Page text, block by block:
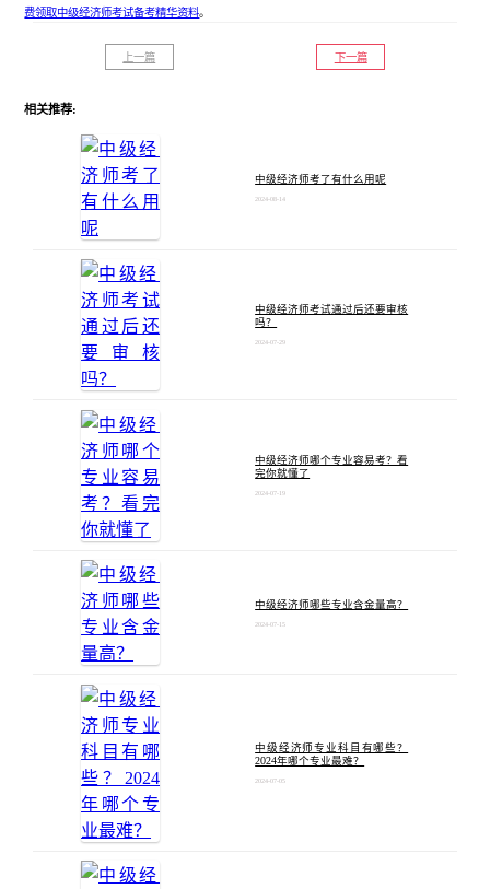
费领取中级经济师考试备考精华资料。
上一篇 下一篇
相关推荐:
中级经济师考了有什么用呢
2024-08-14
中级经济师考试通过后还要审核
吗？
2024-07-29
中级经济师哪个专业容易考？看
完你就懂了
2024-07-19
中级经济师哪些专业含金量高？
2024-07-15
中级经济师专业科目有哪些？
2024年哪个专业最难？
2024-07-05